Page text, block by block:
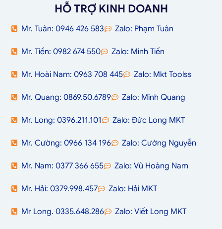
HỖ TRỢ KINH DOANH
Mr. Tuân: 0946 426 583 Zalo: Phạm Tuân
Mr. Tiến: 0982 674 550 Zalo: Minh Tiến
Mr. Hoài Nam: 0963 708 445 Zalo: Mkt Toolss
Mr. Quang: 0869.50.6789 Zalo: Minh Quang
Mr. Long: 0396.211.101 Zalo: Đức Long MKT
Mr. Cường: 0966 134 196 Zalo: Cường Nguyễn
Mr. Nam: 0377 366 655 Zalo: Vũ Hoàng Nam
Mr. Hải: 0379.998.457 Zalo: Hải MKT
Mr Long. 0335.648.286 Zalo: Viết Long MKT